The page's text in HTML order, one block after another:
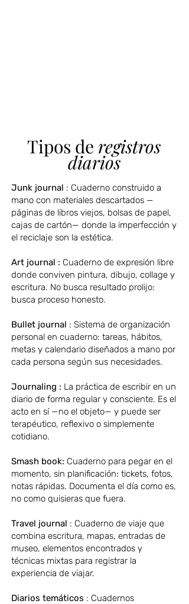
Tipos de registros
diarios
Junk journal : Cuaderno construido a
mano con materiales descartados —
páginas de libros viejos, bolsas de papel,
cajas de cartón— donde la imperfección y
el reciclaje son la estética.
Art journal : Cuaderno de expresión libre
donde conviven pintura, dibujo, collage y
escritura. No busca resultado prolijo:
busca proceso honesto.
Bullet journal : Sistema de organización
personal en cuaderno: tareas, hábitos,
metas y calendario diseñados a mano por
cada persona según sus necesidades.
Journaling : La práctica de escribir en un
diario de forma regular y consciente. Es el
acto en sí —no el objeto— y puede ser
terapéutico, reflexivo o simplemente
cotidiano.
Smash book: Cuaderno para pegar en el
momento, sin planificación: tickets, fotos,
notas rápidas. Documenta el día como es,
no como quisieras que fuera.
Travel journal : Cuaderno de viaje que
combina escritura, mapas, entradas de
museo, elementos encontrados y
técnicas mixtas para registrar la
experiencia de viajar.
Diarios temáticos : Cuadernos